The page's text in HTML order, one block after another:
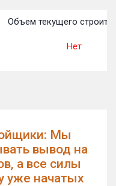
Объем текущего
Нет
Мы
вывод на
а все силы
уже начатых